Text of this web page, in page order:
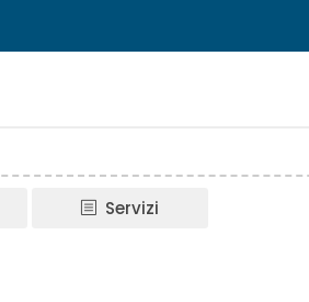
Servizi